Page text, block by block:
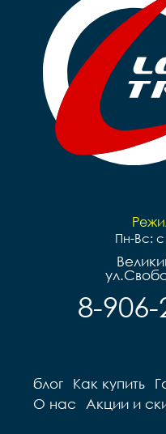
Пн-Вс: с
8-
блог Как купить
О нас
Акции и